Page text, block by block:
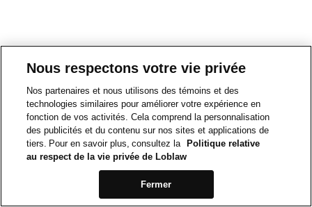
Nous respectons votre vie privée
Nos partenaires et nous utilisons des témoins et des
technologies similaires pour améliorer votre expérience en
fonction de vos activités. Cela comprend la personnalisation
des publicités et du contenu sur nos sites et applications de
tiers. Pour en savoir plus, consultez la
Politique relative
au respect de la vie privée de Loblaw
Fermer